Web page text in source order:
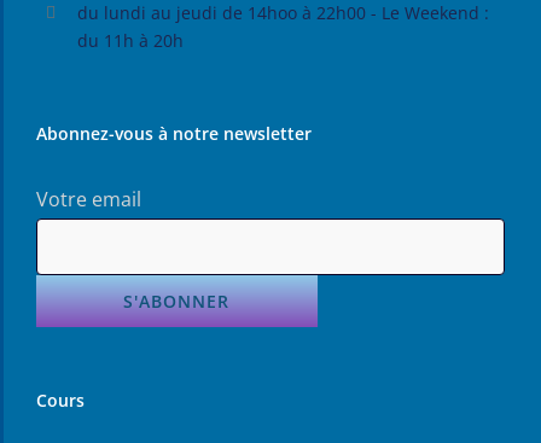
du lundi au jeudi de 14hoo à 22h00 - Le Weekend :
du 11h à 20h
Abonnez-vous à notre newsletter
Votre email
Cours